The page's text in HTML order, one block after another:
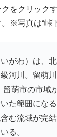
をクリック
※写真は“峠
がわ）は、
河川。留萌
留萌市の市域
た範囲にな
む流域が完
る。